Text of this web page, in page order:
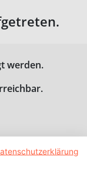
werden.